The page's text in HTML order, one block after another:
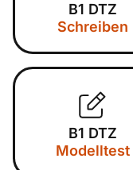
B1 DTZ
Schreiben
B1 DTZ
Modelltest